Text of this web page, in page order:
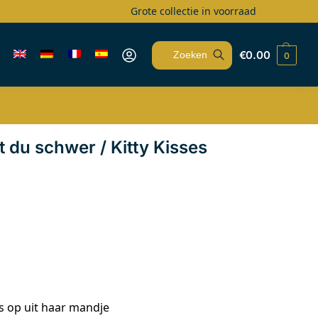
Grote collectie in voorraad
€0.00 0
du schwer / Kitty Kisses
op uit haar mandje